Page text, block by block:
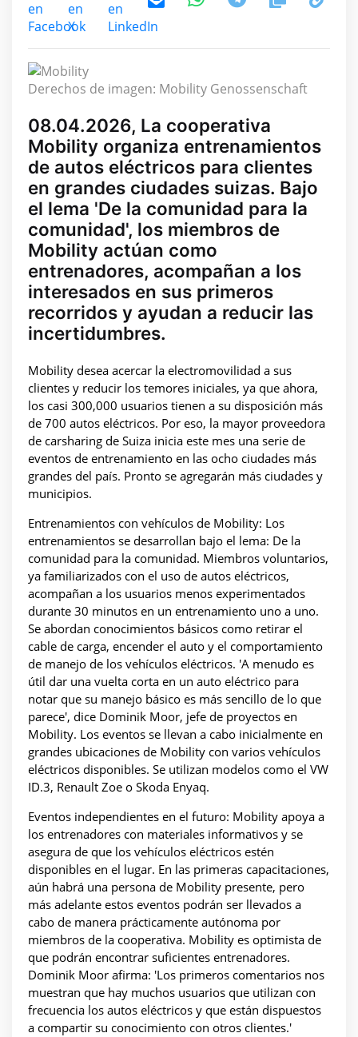
Derechos de imagen: Mobility Genossenschaft
08.04.2026, La cooperativa
Mobility organiza entrenamientos
de autos eléctricos para clientes
en grandes ciudades suizas. Bajo
el lema 'De la comunidad para la
comunidad', los miembros de
Mobility actúan como
entrenadores, acompañan a los
interesados en sus primeros
recorridos y ayudan a reducir las
incertidumbres.
Mobility desea acercar la electromovilidad a sus
clientes y reducir los temores iniciales, ya que ahora,
los casi 300,000 usuarios tienen a su disposición más
de 700 autos eléctricos. Por eso, la mayor proveedora
de carsharing de Suiza inicia este mes una serie de
eventos de entrenamiento en las ocho ciudades más
grandes del país. Pronto se agregarán más ciudades y
municipios.
Entrenamientos con vehículos de Mobility: Los
entrenamientos se desarrollan bajo el lema: De la
comunidad para la comunidad. Miembros voluntarios,
ya familiarizados con el uso de autos eléctricos,
acompañan a los usuarios menos experimentados
durante 30 minutos en un entrenamiento uno a uno.
Se abordan conocimientos básicos como retirar el
cable de carga, encender el auto y el comportamiento
de manejo de los vehículos eléctricos. 'A menudo es
útil dar una vuelta corta en un auto eléctrico para
notar que su manejo básico es más sencillo de lo que
parece', dice Dominik Moor, jefe de proyectos en
Mobility. Los eventos se llevan a cabo inicialmente en
grandes ubicaciones de Mobility con varios vehículos
eléctricos disponibles. Se utilizan modelos como el VW
ID.3, Renault Zoe o Skoda Enyaq.
Eventos independientes en el futuro: Mobility apoya a
los entrenadores con materiales informativos y se
asegura de que los vehículos eléctricos estén
disponibles en el lugar. En las primeras capacitaciones,
aún habrá una persona de Mobility presente, pero
más adelante estos eventos podrán ser llevados a
cabo de manera prácticamente autónoma por
miembros de la cooperativa. Mobility es optimista de
que podrán encontrar suficientes entrenadores.
Dominik Moor afirma: 'Los primeros comentarios nos
muestran que hay muchos usuarios que utilizan con
frecuencia los autos eléctricos y que están dispuestos
a compartir su conocimiento con otros clientes.'